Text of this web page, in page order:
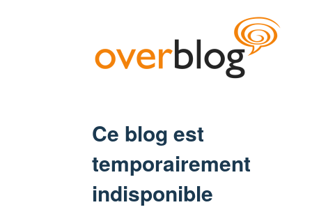
Ce blog est
temporairement
indisponible